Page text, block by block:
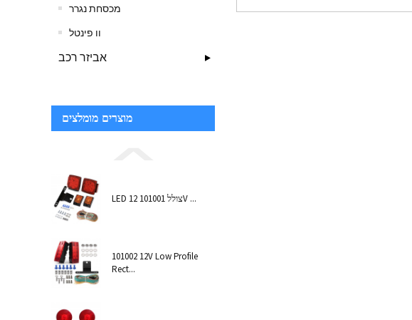
מכסחת נגרר
וו פינטל
אביזר רכב
מוצרים מומלצים
LED צולל 101001 12V ...
101002 12V Low Profile
Rect...